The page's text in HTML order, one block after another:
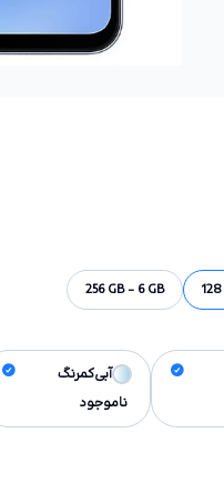
256 GB - 6 GB
آبی‌کمرنگ
ناموجود